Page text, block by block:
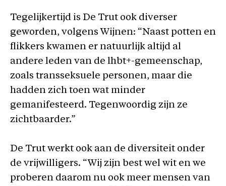
Tegelijkertijd is De Trut ook diverser
geworden, volgens Wijnen: “Naast potten en
flikkers kwamen er natuurlijk altijd al
andere leden van de lhbt+-gemeenschap,
zoals transseksuele personen, maar die
hadden zich toen wat minder
gemanifesteerd. Tegenwoordig zijn ze
zichtbaarder.”
De Trut werkt ook aan de diversiteit onder
de vrijwilligers. “Wij zijn best wel wit en we
proberen daarom nu ook meer mensen van